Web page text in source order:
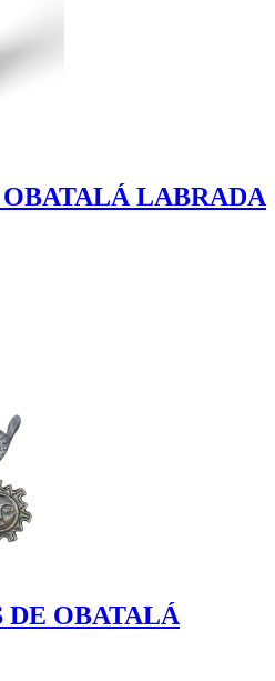
LABRADA
DE OBATALÁ